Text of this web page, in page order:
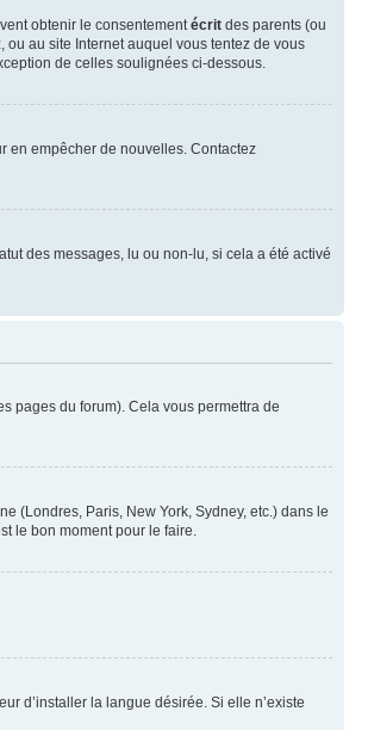
obtenir le consentement écrit des parents (ou
ou au site Internet auquel vous tentez de vous
de celles soulignées ci-dessous.
en empêcher de nouvelles. Contactez
des messages, lu ou non-lu, si cela a été activé
pages du forum). Cela vous permettra de
(Londres, Paris, New York, Sydney, etc.) dans le
le bon moment pour le faire.
d’installer la langue désirée. Si elle n’existe